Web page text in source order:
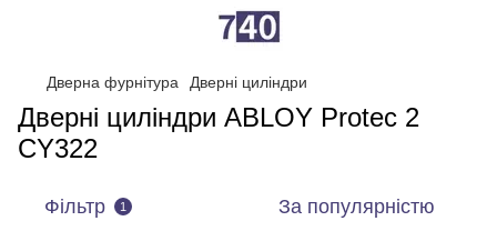
Дверна фурнітура Дверні циліндри
Дверні циліндри ABLOY Protec 2
CY322
Фільтр 1 За популярністю